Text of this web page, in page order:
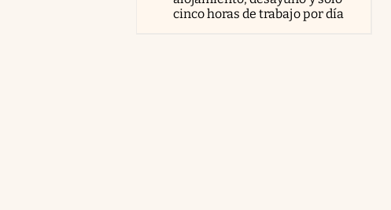
cinco horas de trabajo por día